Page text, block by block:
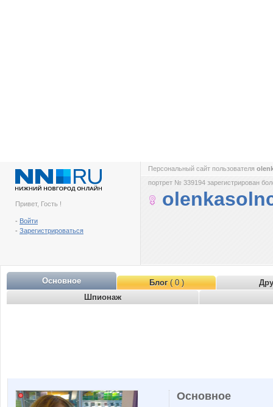
Привет, Гость !
- Войти
- Зарегистрироваться
Персональный сайт пользователя
портрет № 339194 зарегистрирован
Основное Блог( 0 )
Шпионаж
Основное